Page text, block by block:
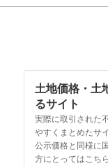
土地価格・土
るサイト
実際に取引された
やすくまとめたサ
公示価格と同様に
方にとってはこち